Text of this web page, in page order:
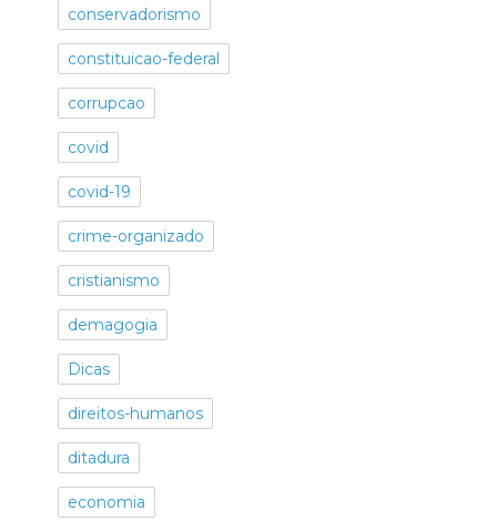
conservadorismo
constituicao-federal
corrupcao
covid
covid-19
crime-organizado
cristianismo
demagogia
Dicas
direitos-humanos
ditadura
economia